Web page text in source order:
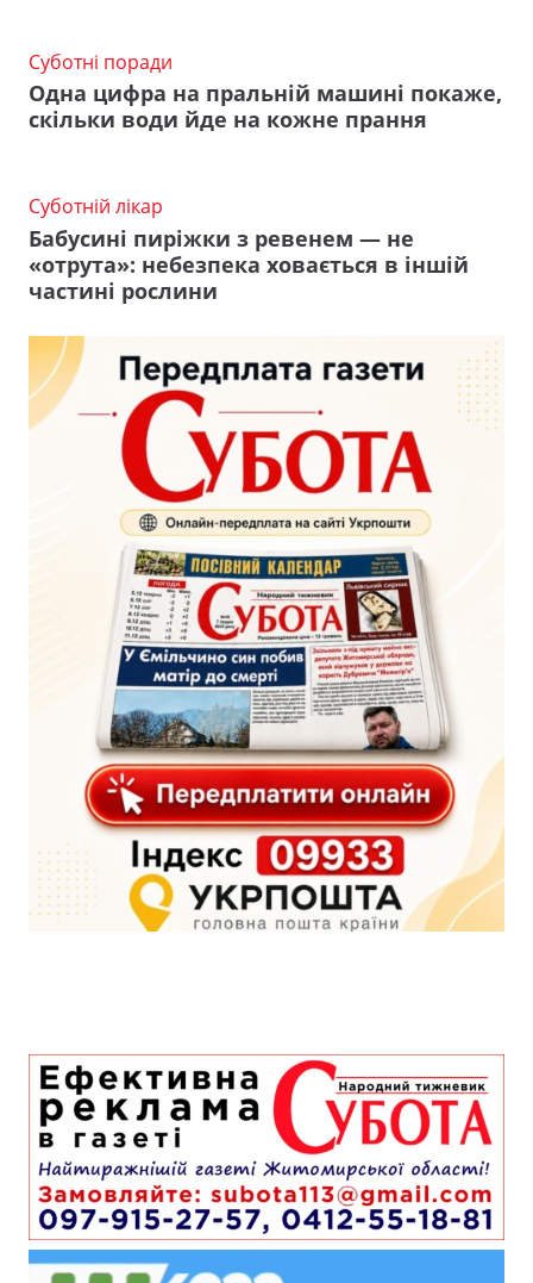
Суботні поради
Одна цифра на пральній машині покаже,
скільки води йде на кожне прання
Суботній лікар
Бабусині пиріжки з ревенем — не
«отрута»: небезпека ховається в іншій
частині рослини